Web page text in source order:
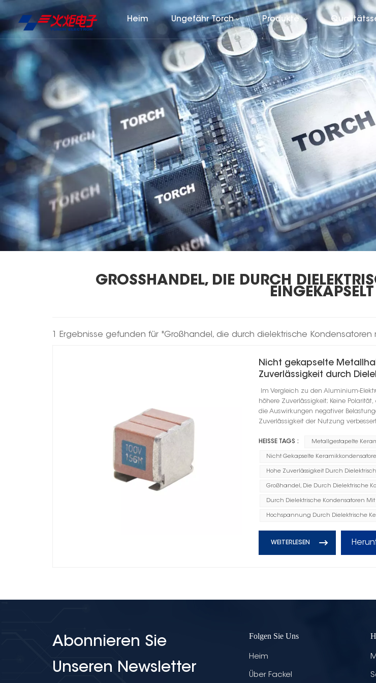
Heim Ungefähr Torch Produkte
GROSSHANDEL, DIE DURCH
INGEKAPSELT
1 Ergebnisse gefunden für "Großhandel, die durch dielektrische Kondensatoren
Nicht gekapselte
Zuverlässigkeit durch
Im Vergleich zu den Aluminium-
höhere Zuverlässigkeit; Keine
die Auswirkungen negativer
Zuverlässigkeit der Nutzung
HEISSE TAGS : Metallgestapelte
Nicht Gekapselte
Hohe Zuverlässigkeit Durch
Großhandel, Die Durch Dielektrische
Durch Dielektrische Kondensatoren
Hochspannung Durch Dielektrische
WEITERLESEN
Abonnieren Sie
Unseren Newsletter
Folgen Sie Uns
Heim
Über Fackel